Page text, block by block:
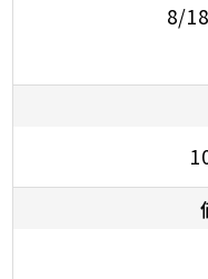
8/